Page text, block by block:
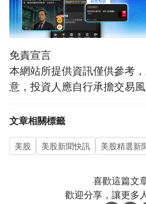
免責宣言
本網站所提供資訊僅供參考
意，投資人應自行承擔交易風
文章相關標籤
美股 美股新聞快訊 美股精選新
喜歡這篇文
歡迎分享，讓更多